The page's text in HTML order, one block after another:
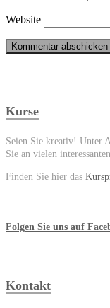
Website
Kurse
Seien Sie kreativ! Unter
Sie an vielen
Finden Sie hier das
Folgen Sie uns auf
Kontakt